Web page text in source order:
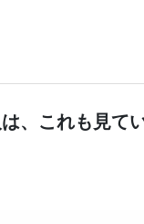
、これも見て